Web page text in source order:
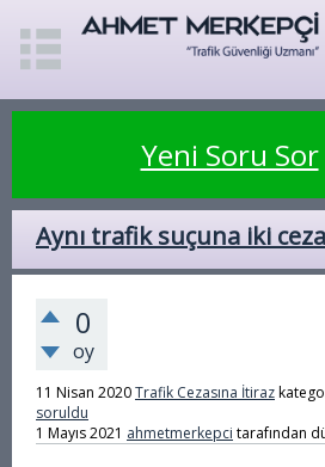
Yeni Soru Sor
Aynı trafik suçuna iki
0
oy
11 Nisan 2020Trafik Cezasına İtiraz
soruldu
1 Mayıs 2021 ahmetmerkepci tarafından